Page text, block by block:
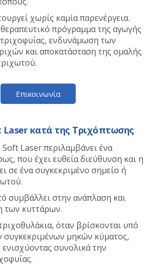
χωρίς καμία παρενέργεια.
πρόγραμμα της αγωγής
ενδυνάμωση των
και αποκατάσταση της ομαλής
Επικοινωνία
κατά της Τριχόπτωσης
Laser περιλαμβάνει ένα
που έχει ευθεία διεύθυνση και η
σε ένα συγκεκριμένο σημείο ή
συμβάλλει στην ανάπλαση και
των κυττάρων.
όταν βρίσκονται υπό
συγκεκριμένων μηκών κύματος,
συνολικά την